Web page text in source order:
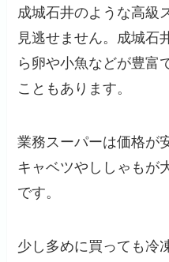
成城石井のような高級
見逃せません。成城石
ら卵や小魚などが豊富
こともあります。
業務スーパーは価格が
キャベツやししゃもが
です。
少し多めに買っても冷